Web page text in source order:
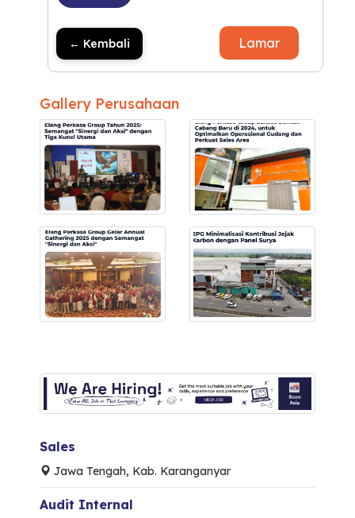
← Kembali Lamar
Gallery Perusahaan
Sales
Jawa Tengah, Kab. Karanganyar
Audit Internal